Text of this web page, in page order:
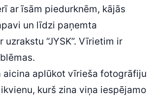
ar īsām piedurknēm, kājās
un līdzi paņemta
uzrakstu “JYSK”. Vīrietim ir
aicina aplūkot vīrieša fotogrāfiju
kurš zina viņa iespējamo